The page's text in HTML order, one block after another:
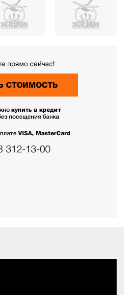
прямо сейчас!
СТОИМОСТЬ
купить в кредит
посещения банка
VISA, MasterCard
312-13-00